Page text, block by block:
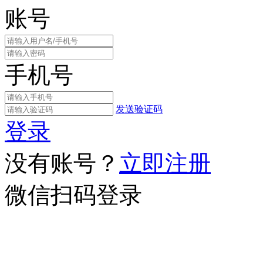
账号
手机号
发送验证码
登录
没有账号？ 立即注册
微信扫码登录